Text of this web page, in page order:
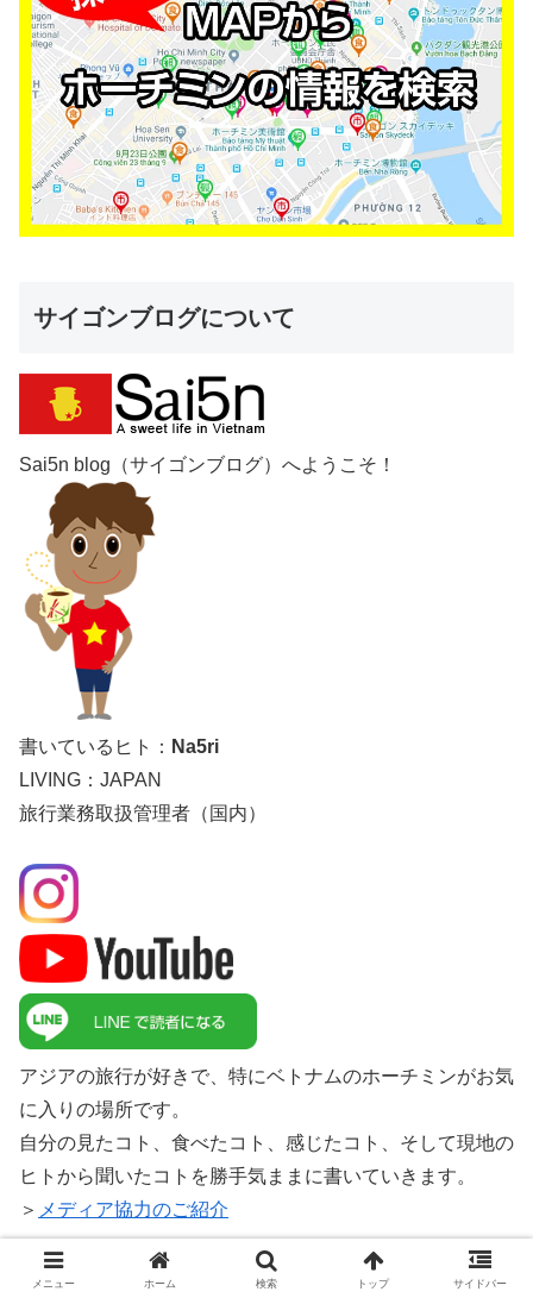
サイゴンブログについて
Sai5n blog（サイゴンブログ）へようこそ！
書いているヒト： Na5ri
LIVING：JAPAN
旅行業務取扱管理者（国内）
アジアの旅行が好きで、特にベトナムのホーチミンがお気
に入りの場所です。
自分の見たコト、食べたコト、感じたコト、そして現地の
ヒトから聞いたコトを勝手気ままに書いていきます。
＞ メディア協力のご紹介
＞＞サイゴンブログについて
メニュー ホーム 検索 トップ サイドバー